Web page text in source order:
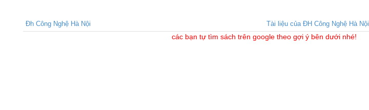
Đh Công Nghệ Hà Nội Tài liệu của ĐH Công Nghệ Hà Nội
các bạn tự tìm sách trên google theo gợi ý bên dưới nhé!